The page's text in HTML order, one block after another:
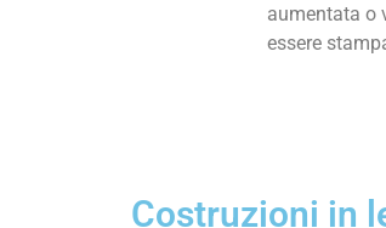
aumentata o
essere
Costruzioni in